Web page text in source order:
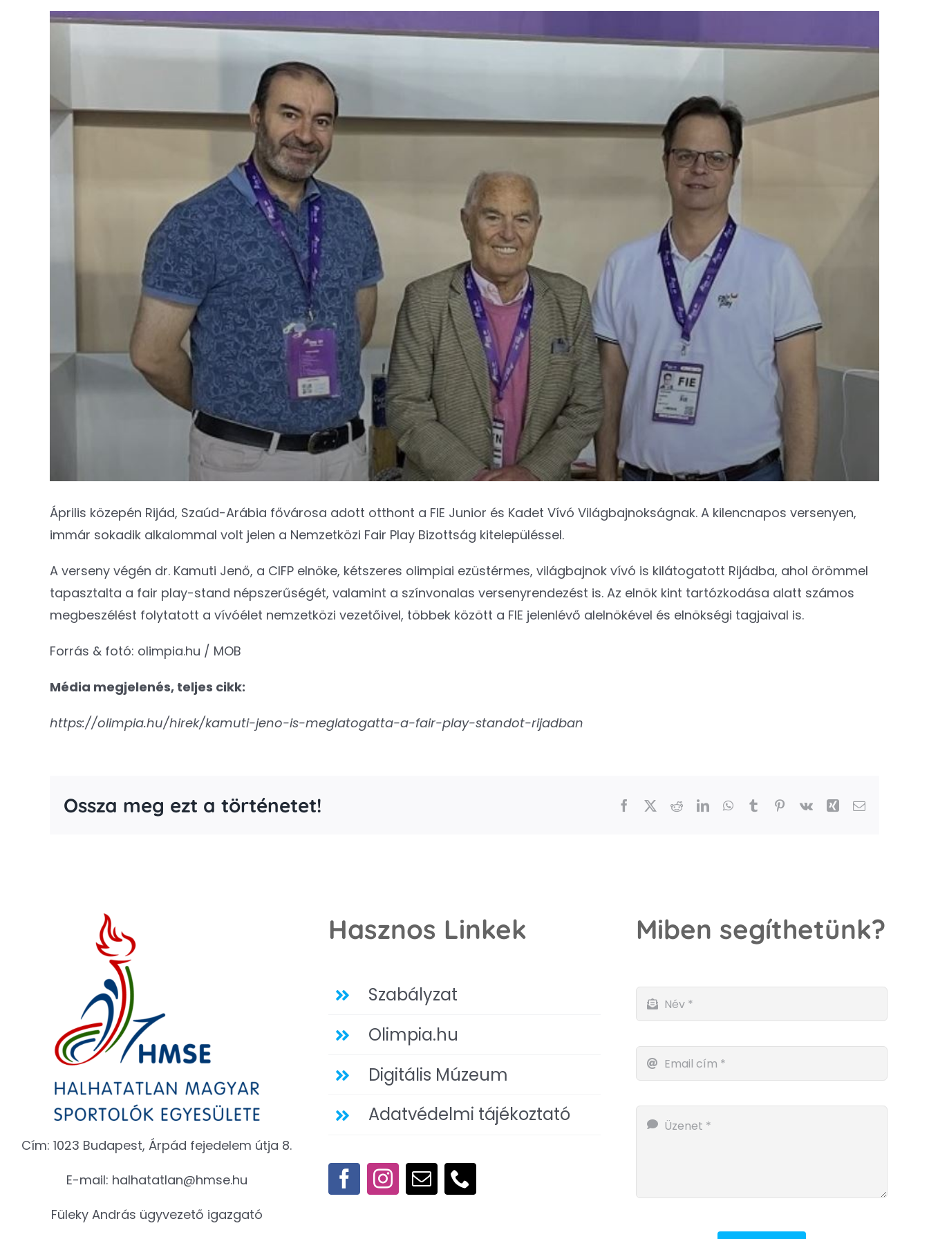
View
Április közepén Rijád, Szaúd-Arábia fővárosa adott otthont a FIE Junior és Kadet Vívó Világbajnokságnak. A kilencnapos versenyen,
immár sokadik alkalommal volt jelen a Nemzetközi Fair Play Bizottság kitelepüléssel.
A verseny végén dr. Kamuti Jenő, a CIFP elnöke, kétszeres olimpiai ezüstérmes, világbajnok vívó is kilátogatott Rijádba, ahol örömmel
tapasztalta a fair play-stand népszerűségét, valamint a színvonalas versenyrendezést is. Az elnök kint tartózkodása alatt számos
megbeszélést folytatott a vívóélet nemzetközi vezetőivel, többek között a FIE jelenlévő alelnökével és elnökségi tagjaival is.
Forrás & fotó: olimpia.hu / MOB
Média megjelenés, teljes cikk:
https://olimpia.hu/hirek/kamuti-jeno-is-meglatogatta-a-fair-play-standot-rijadban
Ossza meg ezt a történetet! Facebook RedditLinkedInWhatsApp
TumblrPinterest
Vk XingEmail
Cím: 1023 Budapest, Árpád fejedelem útja 8.
E-mail: halhatatlan@hmse.hu
Füleky András ügyvezető igazgató
Hasznos Linkek
Szabályzat
Olimpia.hu
Digitális Múzeum
Adatvédelmi tájékoztató
Miben segíthetünk?